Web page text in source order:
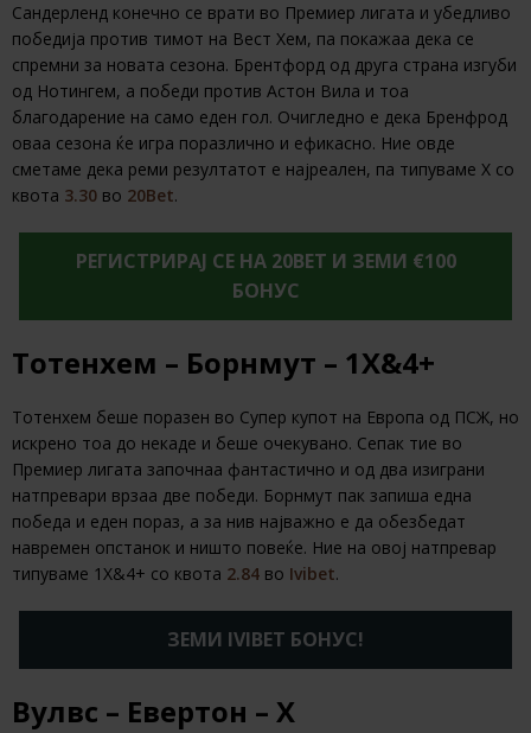
Сандерленд конечно се врати во Премиер лигата и убедливо
победија против тимот на Вест Хем, па покажаа дека се
спремни за новата сезона. Брентфорд од друга страна изгуби
од Нотингем, а победи против Астон Вила и тоа
благодарение на само еден гол. Очигледно е дека Бренфрод
оваа сезона ќе игра поразлично и ефикасно. Ние овде
сметаме дека реми резултатот е најреален, па типуваме Х со
квота 3.30 во 20Bet.
РЕГИСТРИРАЈ СЕ НА 20BET И ЗЕМИ €100
БОНУС
Тотенхем – Борнмут – 1Х&4+
Тотенхем беше поразен во Супер купот на Европа од ПСЖ, но
искрено тоа до некаде и беше очекувано. Сепак тие во
Премиер лигата започнаа фантастично и од два изиграни
натпревари врзаа две победи. Борнмут пак запиша една
победа и еден пораз, а за нив најважно е да обезбедат
навремен опстанок и ништо повеќе. Ние на овој натпревар
типуваме 1Х&4+ со квота 2.84 во Ivibet.
ЗЕМИ IVIBET БОНУС!
Вулвс – Евертон – Х